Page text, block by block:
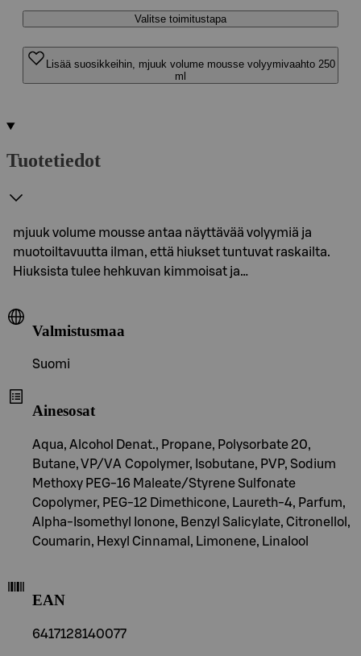
Valitse toimitustapa
Lisää suosikkeihin, mjuuk volume mousse volyymivaahto 250
ml
Tuotetiedot
mjuuk volume mousse antaa näyttävää volyymiä ja
muotoiltavuutta ilman, että hiukset tuntuvat raskailta.
Hiuksista tulee hehkuvan kimmoisat ja…
Valmistusmaa
Suomi
Ainesosat
Aqua, Alcohol Denat., Propane, Polysorbate 20,
Butane, VP/VA Copolymer, Isobutane, PVP, Sodium
Methoxy PEG-16 Maleate/Styrene Sulfonate
Copolymer, PEG-12 Dimethicone, Laureth-4, Parfum,
Alpha-Isomethyl Ionone, Benzyl Salicylate, Citronellol,
Coumarin, Hexyl Cinnamal, Limonene, Linalool
EAN
6417128140077